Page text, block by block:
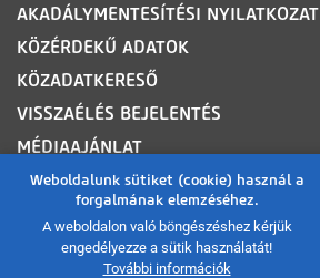
Weboldalunk sütiket (cookie) használ a
forgalmának elemzéséhez.
A weboldalon való böngészéshez kérjük
engedélyezze a sütik használatát!
További információk
AKADÁLYMENTESÍTÉSI NYILATKOZAT
KÖZÉRDEKŰ ADATOK
KÖZADATKERESŐ
VISSZAÉLÉS BEJELENTÉS
MÉDIAAJÁNLAT
OLDALTÉRKÉP
ROVATOK